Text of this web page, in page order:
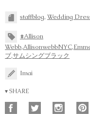
staffblog, Wedding
#Allison
Webb,AllisonwebbNYC,
ブ,サムシングブラック
Imai
▾ SHARE